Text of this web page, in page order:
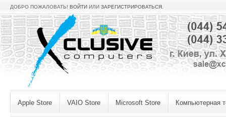
ДОБРО ПОЖАЛОВАТЬ! ВОЙТИ ИЛИ ЗАРЕГИСТРИРОВАТЬСЯ
Apple Store VAIO Store Microsoft Store Компьютерная